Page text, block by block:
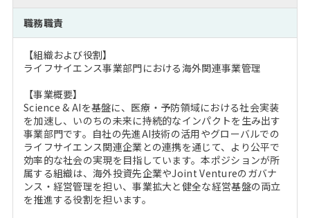
インターン受入企業一覧
MBAを生かす求人特集
年齢と年収の相関図
注目企業インタビュー
Career Talk Live
MBA NETWORKING
ニュースリリース
職務職責
【組織および役割】
ライフサイエンス事業部門における海外関連事業管理
【事業概要】
Science & AIを基盤に、医療・予防領域における社会実装
を加速し、いのちの未来に持続的なインパクトを生み出す
事業部門です。自社の先進AI技術の活用やグローバルでの
ライフサイエンス関連企業との連携を通じて、より公平で
効率的な社会の実現を目指しています。本ポジションが所
属する組織は、海外投資先企業やJoint Ventureのガバナ
ンス・経営管理を担い、事業拡大と健全な経営基盤の両立
を推進する役割を担います。